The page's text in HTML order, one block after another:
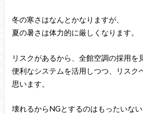
冬の寒さはなんとかなりますが、
夏の暑さは体力的に厳しくなります。
リスクがあるから、全館空調の採用を
便利なシステムを活用しつつ、リスク
思います。
壊れるからNGとするのはもったいない